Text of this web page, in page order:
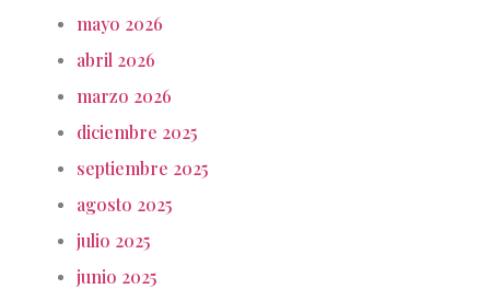
mayo 2026
abril 2026
marzo 2026
diciembre 2025
septiembre 2025
agosto 2025
julio 2025
junio 2025